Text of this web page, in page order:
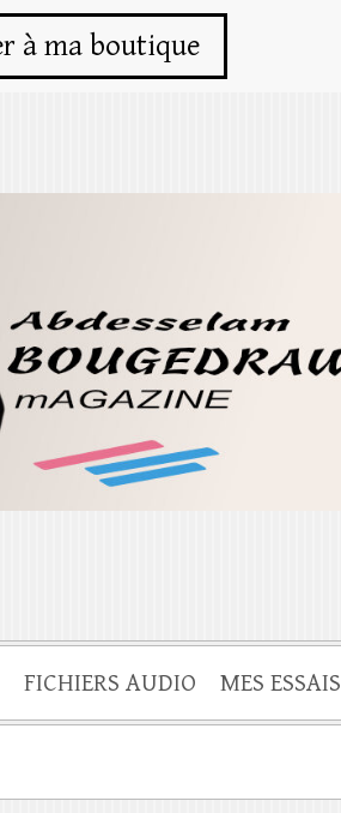
à ma boutique
FICHIERS AUDIO MES ESSAIS